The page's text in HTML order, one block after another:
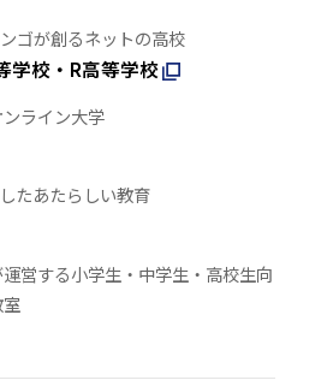
ゴが創るネットの高校
学校・R高等学校
ライン大学
たあたらしい教育
営する小学生・中学生・高校生向